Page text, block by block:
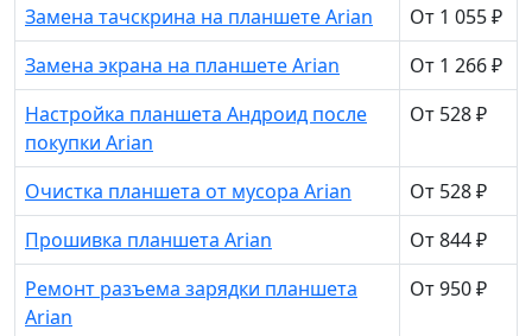
Замена тачскрина на планшете Arian
От 1 055 ₽
Замена экрана на планшете Arian
От 1 266 ₽
Настройка планшета Андроид после
покупки Arian
От 528 ₽
Очистка планшета от мусора Arian
От 528 ₽
Прошивка планшета Arian
От 844 ₽
Ремонт разъема зарядки планшета
Arian
От 950 ₽